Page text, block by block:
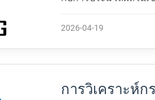
2026-04-19
การวิเคราะห์